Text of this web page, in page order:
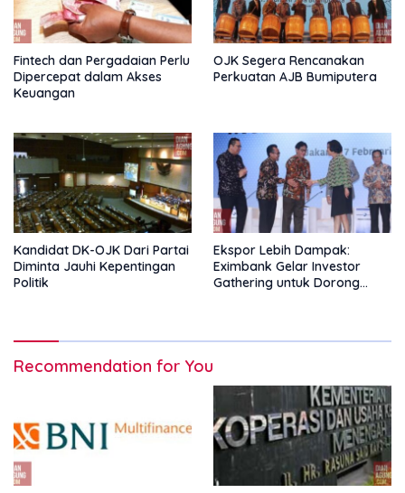
Fintech dan Pergadaian Perlu
Dipercepat dalam Akses
Keuangan
OJK Segera Rencanakan
Perkuatan AJB Bumiputera
Kandidat DK-OJK Dari Partai
Diminta Jauhi Kepentingan
Politik
Ekspor Lebih Dampak:
Eximbank Gelar Investor
Gathering untuk Dorong
Recommendation for You